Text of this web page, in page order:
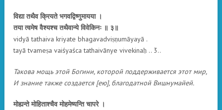
विद्या तथैव क्रियते भगवद्विष्णुमायया ।
तया त्वमेष वैश्यश्च तथैवान्ये विवेकिनः ॥ ३॥
vidyā tathaiva kriyate bhagavadviṣṇumāyayā .
tayā tvameṣa vaiśyaśca tathaivānye vivekinaḥ .. 3..
Такова мощь этой Богини, которой поддерживается этот мир,
И знание также создается [ею], благодатной Вишнумайей.
मोह्यन्ते मोहिताश्चैव मोहमेष्यन्ति चापरे ।